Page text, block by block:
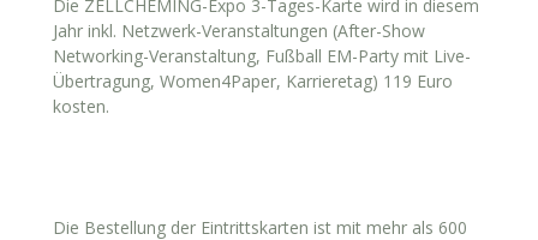
Die ZELLCHEMING-Expo 3-Tages-Karte wird in diesem
Jahr inkl. Netzwerk-Veranstaltungen (After-Show
Networking-Veranstaltung, Fußball EM-Party mit Live-
Übertragung, Women4Paper, Karrieretag) 119 Euro
kosten.
Die Bestellung der Eintrittskarten ist mit mehr als 600